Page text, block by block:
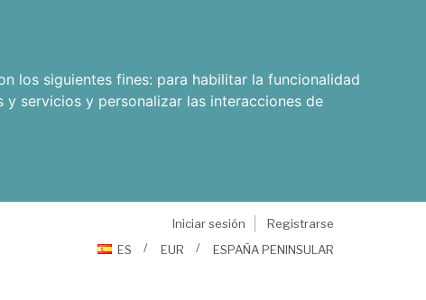
los siguientes fines: para habilitar la funcionalidad
servicios y personalizar las interacciones de
Iniciar sesión
Registrarse
ES
EUR ESPAÑA PENINSULAR